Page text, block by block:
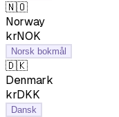
🇳🇴
Norway
krNOK
Norsk bokmål
🇩🇰
Denmark
krDKK
Dansk